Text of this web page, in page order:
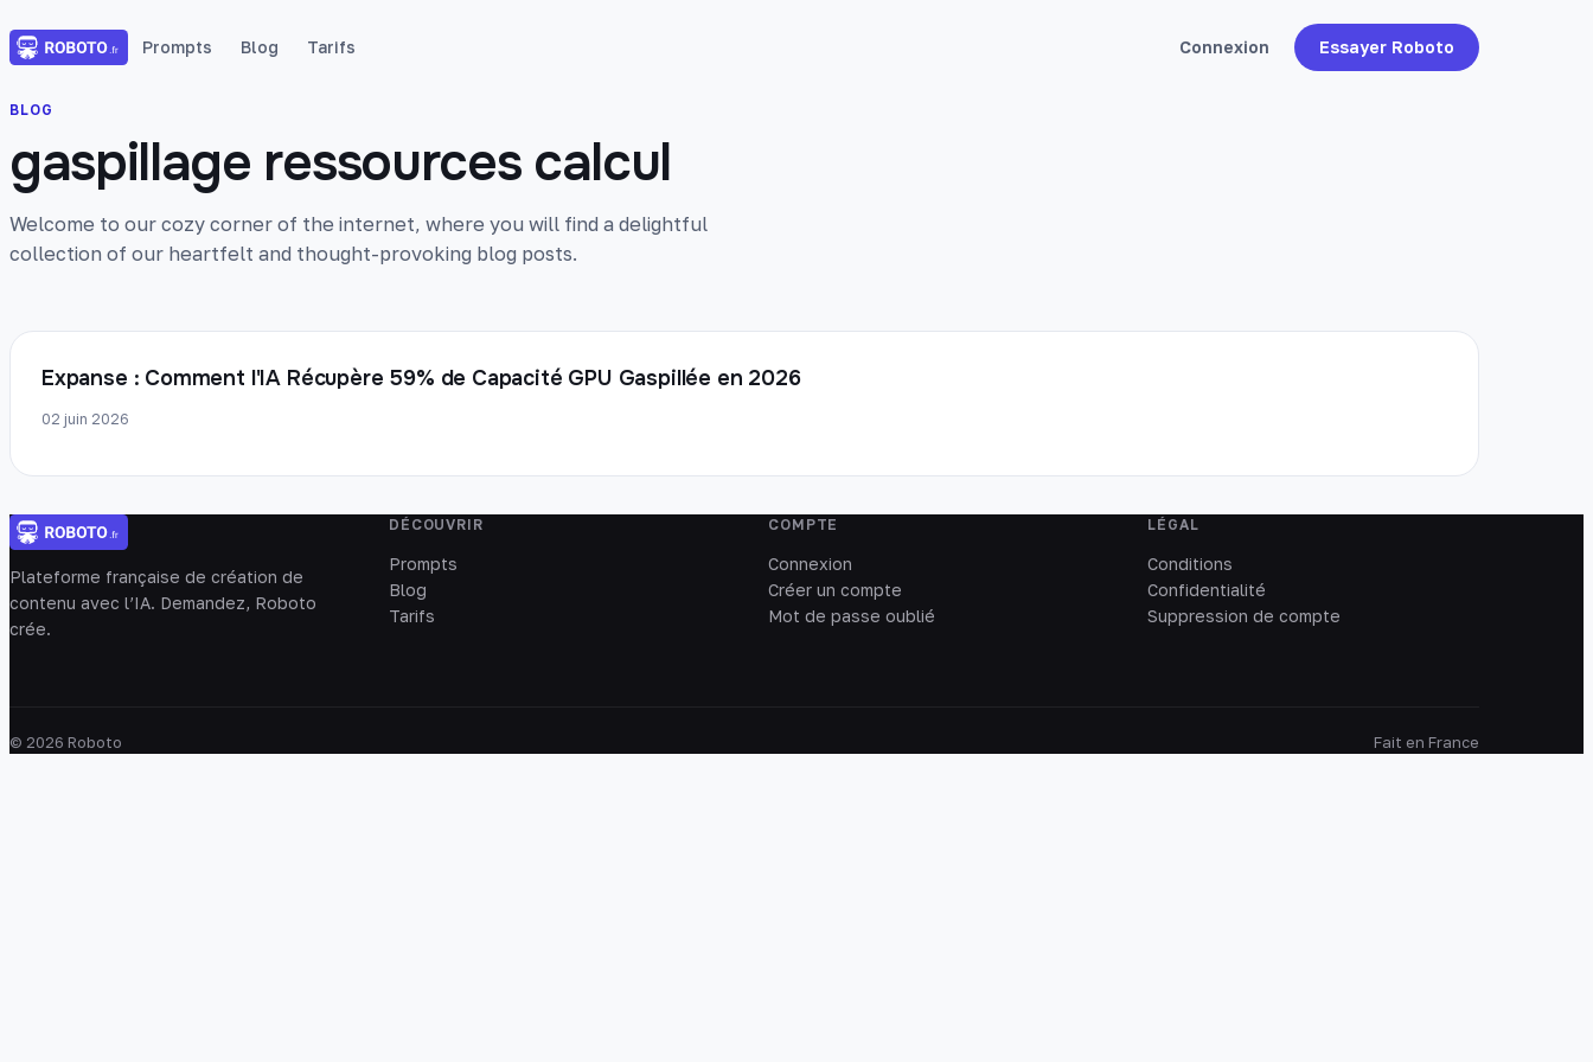
Prompts Blog Tarifs Connexion Essayer Roboto
BLOG
gaspillage ressources calcul
Welcome to our cozy corner of the internet, where you will find a delightful
collection of our heartfelt and thought-provoking blog posts.
Expanse : Comment l'IA Récupère 59% de Capacité GPU Gaspillée en 2026
02 juin 2026
Plateforme française de création de
contenu avec l’IA. Demandez, Roboto
crée.
DÉCOUVRIR
Prompts
Blog
Tarifs
COMPTE
Connexion
Créer un compte
Mot de passe oublié
LÉGAL
Conditions
Confidentialité
Suppression de compte
© 2026 Roboto Fait en France